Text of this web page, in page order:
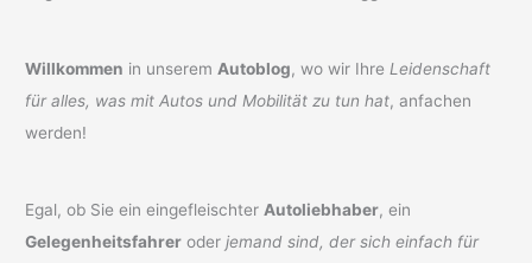
Willkommen in unserem Autoblog, wo wir Ihre Leidenschaft
für alles, was mit Autos und Mobilität zu tun hat, anfachen
werden!
Egal, ob Sie ein eingefleischter Autoliebhaber, ein
Gelegenheitsfahrer oderjemand sind, der sich einfach für